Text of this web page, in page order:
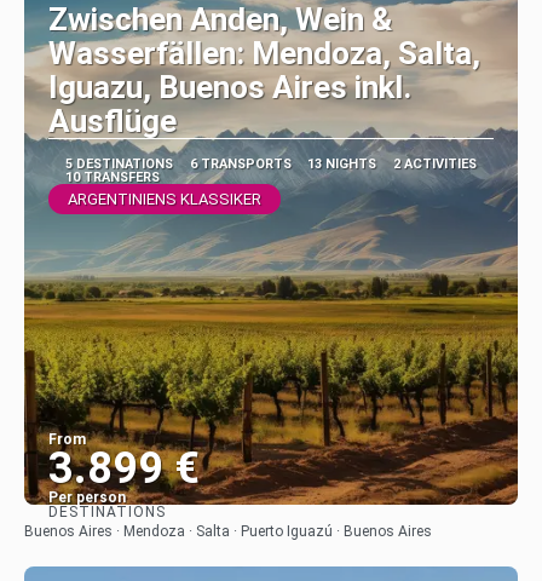
Zwischen Anden, Wein &
Wasserfällen: Mendoza, Salta,
Iguazu, Buenos Aires inkl.
Ausflüge
5 DESTINATIONS 6 TRANSPORTS 13 NIGHTS
2 ACTIVITIES
10 TRANSFERS
ARGENTINIENS KLASSIKER
From
3.899 €
Per person
See
DESTINATIONS
Buenos Aires · Mendoza · Salta · Puerto Iguazú · Buenos Aires